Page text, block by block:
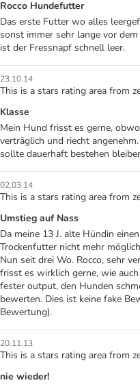
Rocco Hundefutter
Das erste Futter wo alles
sonst immer sehr lange vor
ist der Fressnapf schnell leer.
23.10.14
This is a stars rating area from
Klasse
Mein Hund frisst es gerne,
verträglich und riecht
sollte dauerhaft bestehen
02.03.14
This is a stars rating area from
Umstieg auf Nass
Da meine 13 J. alte Hündin
Trockenfutter nicht mehr
Nun seit drei Wo. Rocco, sehr
frisst es wirklich gerne, wie
fester output, den Hunden
bewerten. Dies ist keine fake
Bewertung).
20.11.13
This is a stars rating area from
nie wieder!